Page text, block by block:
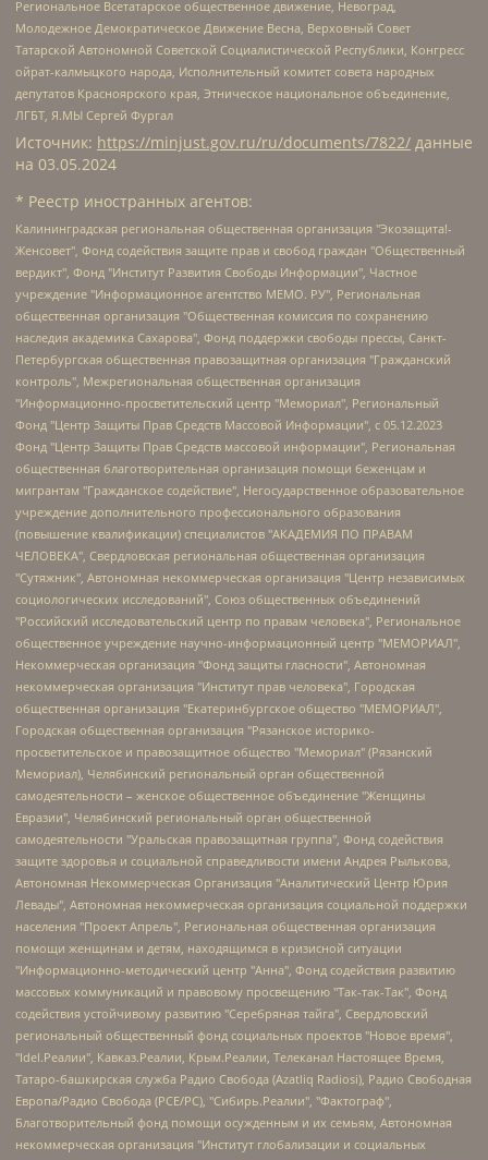
Региональное Всетатарское общественное движение, Невоград,
Молодежное Демократическое Движение Весна, Верховный Совет
Татарской Автономной Советской Социалистической Республики, Конгресс
ойрат-калмыцкого народа, Исполнительный комитет совета народных
депутатов Красноярского края, Этническое национальное объединение,
ЛГБТ, Я.МЫ Сергей Фургал
Источник: https://minjust.gov.ru/ru/documents/7822/ данные
на 03.05.2024
* Реестр иностранных агентов:
Калининградская региональная общественная организация "Экозащита!-Женсовет", Фонд содействия защите прав и свобод граждан "Общественный вердикт", Фонд "Институт Развития Свободы Информации", Частное учреждение "Информационное агентство МЕМО. РУ", Региональная общественная организация "Общественная комиссия по сохранению наследия академика Сахарова", Фонд поддержки свободы прессы, Санкт-Петербургская общественная правозащитная организация "Гражданский контроль", Межрегиональная общественная организация "Информационно-просветительский центр "Мемориал", Региональный Фонд "Центр Защиты Прав Средств Массовой Информации", с 05.12.2023 Фонд "Центр Защиты Прав Средств массовой информации", Региональная общественная благотворительная организация помощи беженцам и мигрантам "Гражданское содействие", Негосударственное образовательное учреждение дополнительного профессионального образования (повышение квалификации) специалистов "АКАДЕМИЯ ПО ПРАВАМ ЧЕЛОВЕКА", Свердловская региональная общественная организация "Сутяжник", Автономная некоммерческая организация "Центр независимых социологических исследований", Союз общественных объединений "Российский исследовательский центр по правам человека", Региональное общественное учреждение научно-информационный центр "МЕМОРИАЛ", Некоммерческая организация "Фонд защиты гласности", Автономная некоммерческая организация "Институт прав человека", Городская общественная организация "Екатеринбургское общество "МЕМОРИАЛ", Городская общественная организация "Рязанское историко-просветительское и правозащитное общество "Мемориал" (Рязанский Мемориал), Челябинский региональный орган общественной самодеятельности – женское общественное объединение "Женщины Евразии", Челябинский региональный орган общественной самодеятельности "Уральская правозащитная группа", Фонд содействия защите здоровья и социальной справедливости имени Андрея Рылькова, Автономная Некоммерческая Организация "Аналитический Центр Юрия Левады", Автономная некоммерческая организация социальной поддержки населения "Проект Апрель", Региональная общественная организация помощи женщинам и детям, находящимся в кризисной ситуации "Информационно-методический центр "Анна", Фонд содействия развитию массовых коммуникаций и правовому просвещению "Так-так-Так", Фонд содействия устойчивому развитию "Серебряная тайга", Свердловский региональный общественный фонд социальных проектов "Новое время", "Idel.Реалии", Кавказ.Реалии, Крым.Реалии, Телеканал Настоящее Время, Татаро-башкирская служба Радио Свобода (Azatliq Radiosi), Радио Свободная Европа/Радио Свобода (PCE/PC), "Сибирь.Реалии", "Фактограф", Благотворительный фонд помощи осужденным и их семьям, Автономная некоммерческая организация "Институт глобализации и социальных движений", Фонд "В защиту прав заключенных", Частное учреждение "Центр поддержки и содействия развитию средств массовой информации", Пензенский региональный общественный благотворительный фонд "Гражданский союз", "Север.Реалии", Некоммерческая организация Фонд "Правовая инициатива", Общество с ограниченной ответственностью "Радио Свободная Европа/Радио Свобода", Чешское информационное агентство "MEDIUM-ORIENT", Красноярская региональная общественная организация "Мы против СПИДа", Камалягин Денис Николаевич, Маркелов Сергей Евгеньевич, Пономарев Лев Александрович, Савицкая Людмила Алексеевна, Автономная некоммерческая организация "Центр по работе с проблемой насилия "НАСИЛИЮ.НЕТ", Межрегиональный профессиональный союз работников здравоохранения "Альянс врачей", Юридическое лицо, зарегистрированное в Латвийской Республике, SIA "Medusa Project" (регистрационный номер 40103797863, дата регистрации 10.06.2014), Некоммерческая организация "Фонд по борьбе с коррупцией", Автономная некоммерческая организация "Институт права и публичной политики", Баданин Роман Сергеевич, Гликин Максим Александрович, Железнова Мария Михайловна, Лукьянова Юлия Сергеевна, Маетная Елизавета Витальевна, Маняхин Петр Борисович, Чуракова Ольга Владимировна, Ярош Юлия Петровна, Юридическое лицо "The Insider SIA", зарегистрированное в Риге, Латвийская Республика (дата регистрации 26.06.2015), являющееся администратором доменного имени интернет-издания "The Insider SIA", https://theins.ru, Постернак Алексей Евгеньевич, Рубин Михаил Аркадьевич, Анин Роман Александрович, Юридическое лицо Istories fonds, зарегистрированное в Латвийской Республике (регистрационный номер 50008295751, дата регистрации 24.02.2020), Великовский Дмитрий Александрович, Долинина Ирина Николаевна, Мароховская Алеся Алексеевна, Шлейнов Роман Юрьевич, Шмагун Олеся Валентиновна, Общество с ограниченной ответственностью "Альтаир 2021", Общество с ограниченной ответственностью "Вега 2021", Общество с ограниченной ответственностью "Главный редактор 2021", Общество с ограниченной ответственностью "Ромашки монолит", Важенков Артем Валерьевич, Ивановская областная общественная организация "Центр гендерных исследований", Гурман Юрий Альбертович, Медиапроект "ОВД-Инфо", Егоров Владимир Владимирович, Жилинский Владимир Александрович, Общество с ограниченной ответственностью "ЗП", Иванова София Юрьевна, Карезина Инна Павловна, Кильтау Екатерина Викторовна, Петров Алексей Викторович, Пискунов Сергей Евгеньевич, Смирнов Сергей Сергеевич, Тихонов Михаил Сергеевич, Общество с ограниченной ответственностью "ЖУРНАЛИСТ-ИНОСТРАННЫЙ АГЕНТ", Арапова Галина Юрьевна, Вольтская Татьяна Анатольевна, Американская компания "Mason G.E.S. Anonymous Foundation" (США), являющаяся владельцем интернет-издания https://mnews.world/, Компания "Stichting Bellingcat", зарегистрированная в Нидерландах (дата регистрации 11.07.2018), Захаров Андрей Вячеславович, Клепиковская Екатерина Дмитриевна, Общество с ограниченной ответственностью "МЕМО", Перл Роман Александрович, Симонов Евгений Алексеевич, Соловьева Елена Анатольевна, Сотников Даниил Владимирович, Сурначева Елизавета Дмитриевна, Автономная некоммерческая организация по защите прав человека и информированию населения "Якутия – Наше Мнение", Общество с ограниченной ответственностью "Москоу диджитал медиа", с 26.01.2023 Общество с ограниченной ответственностью "Чайка Белые сады", Ветошкина Валерия Валерьевна, Заговора Максим Александрович, Межрегиональное общественное движение "Российская ЛГБТ - сеть", Оленичев Максим Владимирович, Павлов Иван Юрьевич, Скворцова Елена Сергеевна, Общество с ограниченной ответственностью "Как бы инагент", Кочетков Игорь Викторович, Общество с ограниченной ответственностью "Честные выборы", Еланчик Олег Александрович, Общество с ограниченной ответственностью "Нобелевский призыв", Гималова Регина Эмилевна, Григорьев Андрей Валерьевич, Григорьева Алина Александровна, Ассоциация по содействию защите прав призывников, альтернативнослужащих и военнослужащих "Правозащитная группа "Гражданин.Армия.Право", Хисамова Регина Фаритовна, Автономная некоммерческая организация по реализации социально-правовых программ "Лилит", Дальневосточное общественное движение "Маяк", Санкт-Петербургская ЛГБТ-инициативная группа "Выход", Инициативная группа ЛГБТ+ "Реверс", Алексеев Андрей Викторович, Бекбулатова Таисия Львовна, Беляев Иван Михайлович, Владыкина Елена Сергеевна, Гельман Марат Александрович, Никульшина Вероника Юрьевна, Толоконникова Надежда Андреевна, Шендерович Виктор Анатольевич, Общество с ограниченной ответственностью "Данное сообщение", Общество с ограниченной ответственностью Издательский дом "Новая глава", Айнбиндер Александра Александровна, Московский комьюнити-центр для ЛГБТ+инициатив, Благотворительный фонд развития филантропии, Deutsche Welle (Германия, Kurt-Schumacher-Strasse 3, 53113 Bonn), Борзунова Мария Михайловна, Воробьев Виктор Викторович, Голубева Анна Львовна, Константинова Алла Михайловна, Малкова Ирина Владимировна, Мурадов Мурад Абдулгалимович, Осетинская Елизавета Николаевна, Понасенков Евгений Николаевич, Ганапольский Матвей Юрьевич, Киселев Евгений Алексеевич, Борухович Ирина Григорьевна, Дремин Иван Тимофеевич, Дубровский Дмитрий Викторович, Красноярская региональная общественная организация поддержки и развития альтернативных образовательных технологий и межкультурных коммуникаций "ИНТЕРРА", Маяковская Екатерина Алексеевна, Фейгин Марк Захарович, Филимонов Андрей Викторович, Дзугкоева Регина Николаевна, Доброхотов Роман Александрович, Дудь Юрий Александрович, Елкин Сергей Владимирович, Кругликов Кирилл Игоревич, Сабунаева Мария Леонидовна, Семенов Алексей Владимирович, Шаинян Карен Багратович, Шульман Екатерина Михайловна, Асафьев Артур Валерьевич, Вахштайн Виктор Семенович, Венедиктов Алексей Алексеевич, Лушникова Екатерина Евгеньевна, Волков Леонид Михайлович, Невзоров Александр Глебович, Пархоменко Сергей Борисович, Сироткин Ярослав Николаевич, Кара-Мурза Владимир Владимирович, Баранова Наталья Владимировна, Гозман Леонид Яковлевич, Кагарлицкий Борис Юльевич, Климарев Михаил Валерьевич, Милов Владимир Станиславович, Автономная некоммерческая организация Краснодарский центр современного искусства "Типография", Моргенштерн Алишер Тагирович, Соболь Любовь Эдуардовна, Общество с ограниченной ответственностью "ЛИЗА НОРМ", Каспаров Гарри Кимович, Ходорковский Михаил Борисович, Общество с ограниченной ответственностью "Апрельские тезисы", Данилович Ирина Брониславовна, Кашин Олег Владимирович, Петров Николай Владимирович, Пивоваров Алексей Владимирович, Соколов Михаил Владимирович, Цветкова Юлия Владимировна, Чичваркин Евгений Александрович, Комитет против пыток/Команда против пыток, Общество с ограниченной ответственностью "Первый научный", Общество с ограниченной ответственностью "Вертолет и ко", Белоцерковская Вероника Борисовна, Кац Максим Евгеньевич, Лазарева Татьяна Юрьевна, Шаведдинов Руслан Табризович, Яшин Илья Валерьевич, Общество с ограниченной ответственностью "Иноагент ААВ", Алешковский Дмитрий Петрович, Альбац Евгения Марковна, Быков Дмитрий Львович, Галямина Юлия Евгеньевна, Лойко Сергей Леонидович, Мартынов Кирилл Константинович, Медведев Сергей Александрович, Крашенинников Федор Геннадиевич, Гордеева Катерина Вл